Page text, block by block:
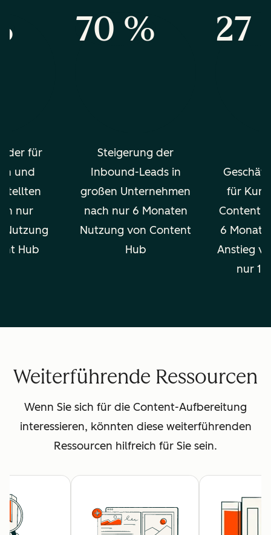
der für
und
nur
Nutzung
Hub
70 %
Steigerung der
Inbound-Leads in
großen Unternehmen
nach nur 6 Monaten
Nutzung von Content
Hub
27
für
Content
6
Anstieg
nur
Weiterführende Ressourcen
Wenn Sie sich für die Content-Aufbereitung
interessieren, könnten diese weiterführenden
Ressourcen hilfreich für Sie sein.